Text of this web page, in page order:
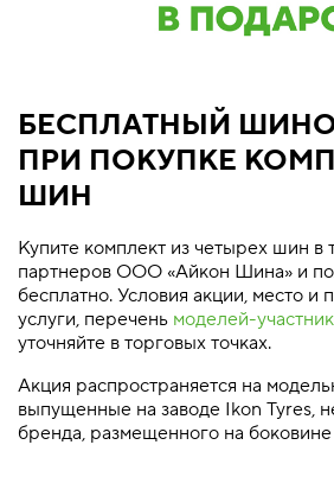
БЕСПЛАТНЫЙ
ПРИ ПОКУПКЕ
ШИН
Купите комплект из четырех шин в
партнеров ООО «Айкон Шина» и
бесплатно. Условия акции, место и
услуги, перечень моделей-
уточняйте в торговых точках.
Акция распространяется на
выпущенные на заводе Ikon Tyres,
бренда, размещенного на боковине